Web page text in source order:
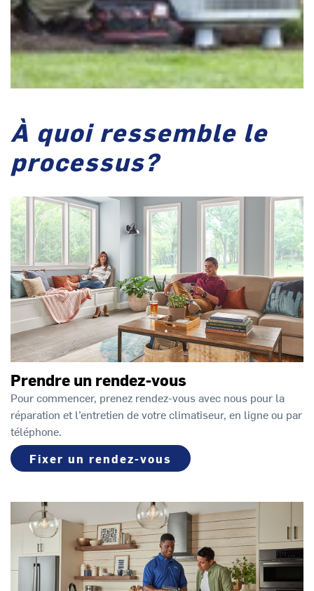
À quoi ressemble le
processus?
Prendre un rendez-vous
Pour commencer, prenez rendez-vous avec nous pour la
réparation et l’entretien de votre climatiseur, en ligne ou par
téléphone.
Fixer un rendez-vous